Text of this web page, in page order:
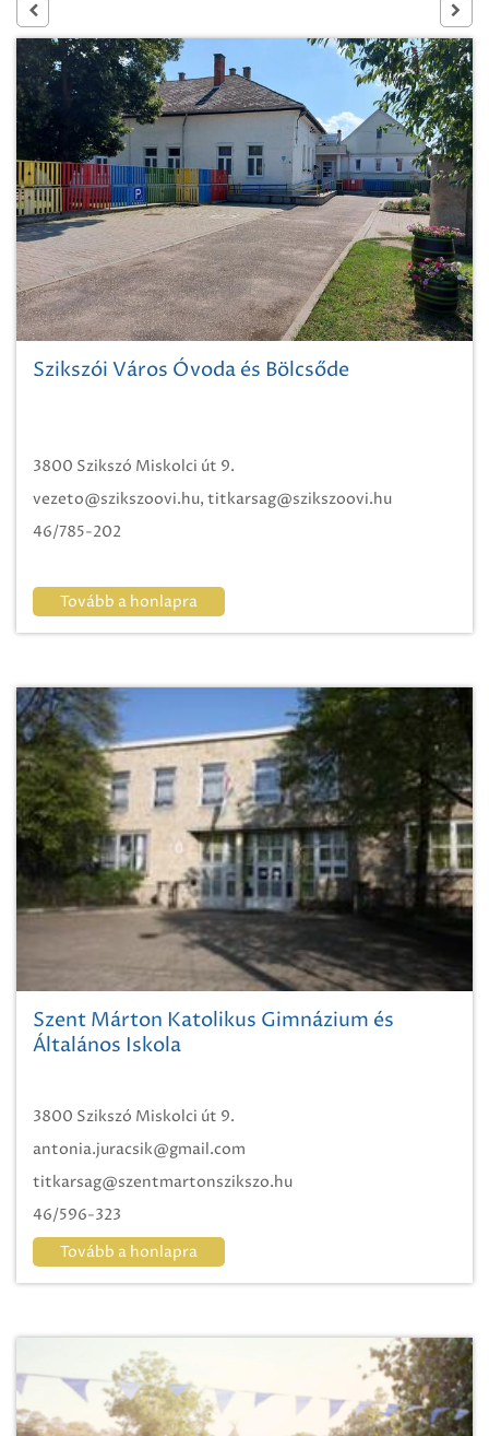
Szikszói Város Óvoda és Bölcsőde
3800 Szikszó Miskolci út 9.
vezeto@szikszoovi.hu, titkarsag@szikszoovi.hu
46/785-202
Tovább a honlapra
Szent Márton Katolikus Gimnázium és
Általános Iskola
3800 Szikszó Miskolci út 9.
antonia.juracsik@gmail.com
titkarsag@szentmartonszikszo.hu
46/596-323
Tovább a honlapra